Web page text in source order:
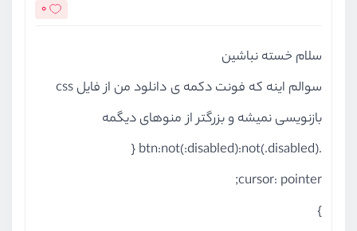
0
سلام خسته نباشین
سوالم اینه که فونت دکمه ی دانلود من از فایل css
بازنویسی نمیشه و بزرگتر از منوهای دیگمه
.btn:not(:disabled):not(.disabled) {
cursor: pointer;
}